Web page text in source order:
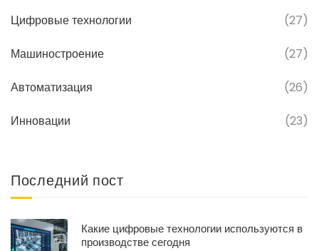
Цифровые технологии (27)
Машиностроение (27)
Автоматизация (26)
Инновации (23)
Последний пост
Какие цифровые технологии используются в
производстве сегодня